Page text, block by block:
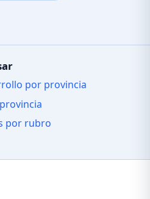
por provincia
por rubro